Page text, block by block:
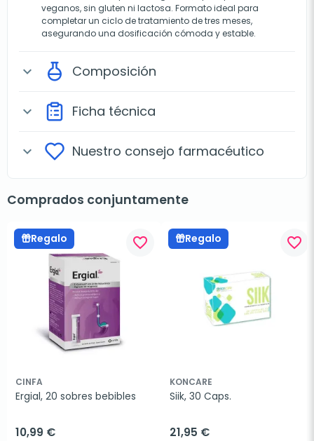
veganos, sin gluten ni lactosa. Formato ideal para
completar un ciclo de tratamiento de tres meses,
asegurando una dosificación cómoda y estable.
expand_more Composición
expand_more Ficha técnica
expand_more Nuestro consejo farmacéutico
Comprados conjuntamente
Regalo favorite_border
CINFA
Ergial, 20 sobres bebibles
10,99 €
Regalo favorite_border
KONCARE
Siik, 30 Caps.
21,95 €